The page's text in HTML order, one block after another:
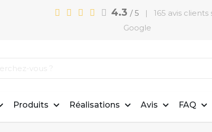
4.3 / 5
| 165 avis clients
Google
Produits Réalisations Avis FAQ